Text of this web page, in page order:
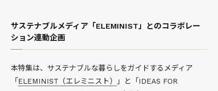
サステナブルメディア「ELEMINIST」とのコラボレー
ション連動企画
本特集は、サステナブルな暮らしをガイドするメディア
「 ELEMINIST（エレミニスト）
」と「IDEAS FOR